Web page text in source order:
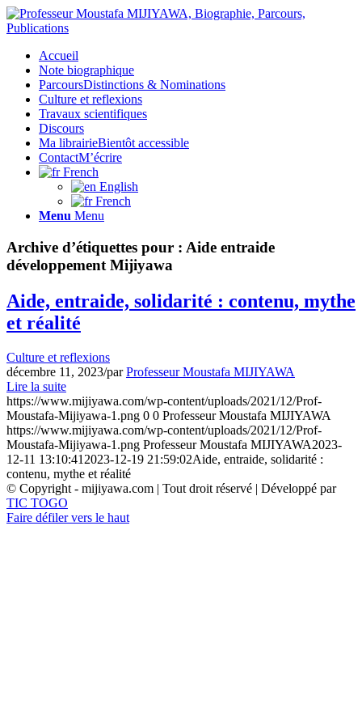
Accueil
Note biographique
ParcoursDistinctions & Nominations
Culture et reflexions
Travaux scientifiques
Discours
Ma librairieBientôt accessible
ContactM’écrire
French
English
French
Menu Menu
Archive d’étiquettes pour : Aide entraide
développement Mijiyawa
Aide, entraide, solidarité : contenu, mythe
et réalité
Culture et reflexions
décembre 11, 2023/parProfesseur Moustafa MIJIYAWA
Lire la suite
https://www.mijiyawa.com/wp-content/uploads/2021/12/Prof-
Moustafa-Mijiyawa-1.png 0 0 Professeur Moustafa MIJIYAWA
https://www.mijiyawa.com/wp-content/uploads/2021/12/Prof-
Moustafa-Mijiyawa-1.png Professeur Moustafa MIJIYAWA2023-
12-11 13:10:41 2023-12-19 21:59:02Aide, entraide, solidarité :
contenu, mythe et réalité
© Copyright - mijiyawa.com | Tout droit réservé | Développé par
TIC TOGO
Faire défiler vers le haut